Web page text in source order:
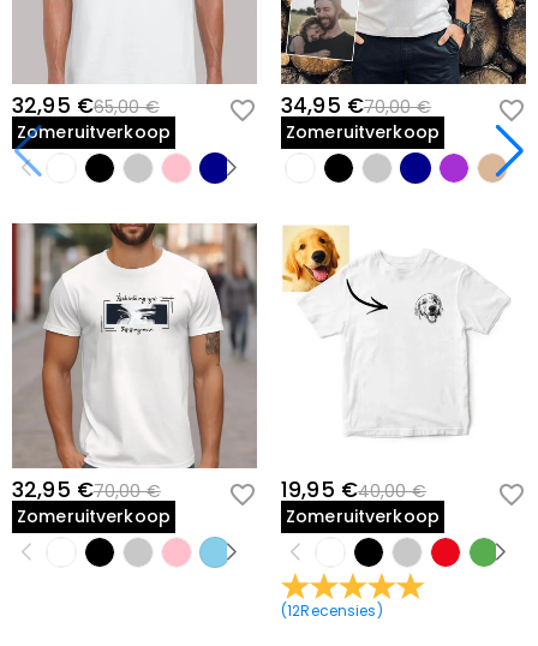
32,95 €65,00 €
Zomeruitverkoop
34,95 €70,00 €
Zomeruitverkoop
32,95 €70,00 €
Zomeruitverkoop
19,95 €40,00 €
Zomeruitverkoop
(12Recensies)